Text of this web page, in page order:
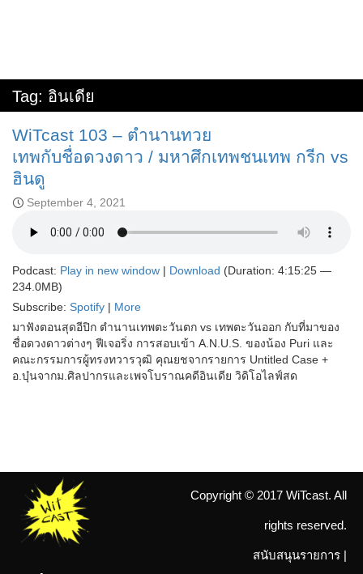
Tag: อินเดีย
WiTcast 103 – ตำนานทวย
เทพกับชื่อดวงดาว / มหาศึกเทพชนเทพ กรีก vs
ฮินดู
September 4, 2021
Podcast: Play in new window | Download (Duration: 4:15:25 —
234.0MB)
Subscribe: Spotify | More
มาฟังตอนสุดอีปิก ตำนานเทพตะวันตก vs เทพตะวันออก กับที่มาของ
ชื่อดวงดาวต่างๆ ฟีเจอริ่ง การสอบเข้า A.N.U.S. ของน้อง Puri และ
คณะกรรมการผู้ทรงทวารวุฒิ คุณยชจากรายการ Untitled Case +
อ.บุ๋นจากม.ศิลปากรและเพจโบราณคดีอินเดีย วิดิโอไลฟ์สด
Copyright © 2017 WiTcast. All
rights reserved.
สนับสนุนรายการ |